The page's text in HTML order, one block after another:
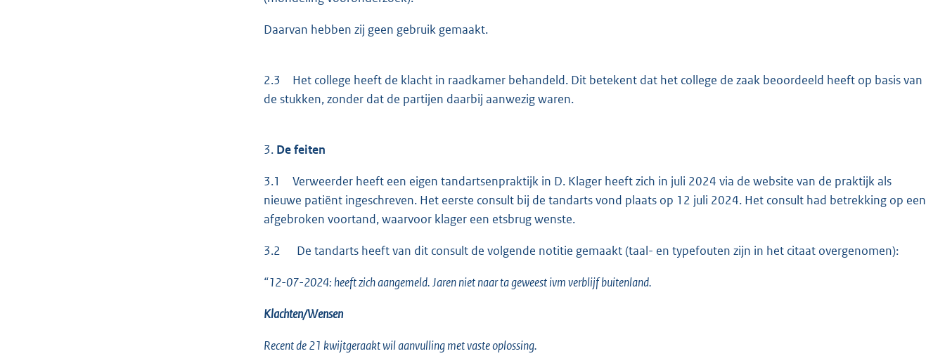
Daarvan hebben zij geen gebruik gemaakt.
2.3 Het college heeft de klacht in raadkamer behandeld. Dit betekent dat het college de zaak beoordeeld heeft op basis van
de stukken, zonder dat de partijen daarbij aanwezig waren.
3. De feiten
3.1 Verweerder heeft een eigen tandartsenpraktijk in D. Klager heeft zich in juli 2024 via de website van de praktijk als
nieuwe patiënt ingeschreven. Het eerste consult bij de tandarts vond plaats op 12 juli 2024. Het consult had betrekking op een
afgebroken voortand, waarvoor klager een etsbrug wenste.
3.2 De tandarts heeft van dit consult de volgende notitie gemaakt (taal- en typefouten zijn in het citaat overgenomen):
“12-07-2024: heeft zich aangemeld. Jaren niet naar ta geweest ivm verblijf buitenland.
Klachten/Wensen
Recent de 21 kwijtgeraakt wil aanvulling met vaste oplossing.